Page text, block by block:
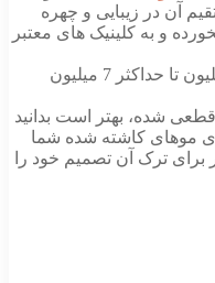
آن در زیبایی و چهره
و به کلینیک های معتبر
در ایران از 4 میلیون تا حداکثر 7 میلیون
شده، بهتر است بدانید
موهای کاشته شده شما
ترک آن تصمیم خود را